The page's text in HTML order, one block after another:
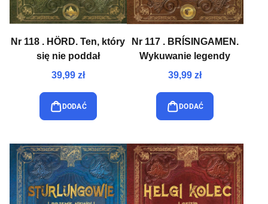
Nr 118 . HÖRD. Ten, który
się nie poddał
39,99 zł
DODAĆ
Nr 117 . BRÍSINGAMEN.
Wykuwanie legendy
39,99 zł
DODAĆ